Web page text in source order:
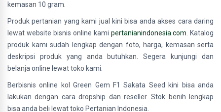
kemasan 10 gram.
Produk pertanian yang kami jual kini bisa anda akses cara daring
lewat website bisnis online kami pertanianindonesia.com . Katalog
produk kami sudah lengkap dengan foto, harga, kemasan serta
deskripsi produk yang anda butuhkan. Segera kunjungi dan
belanja online lewat toko kami.
Berbisnis online kol Green Gem F1 Sakata Seed kini bisa anda
lakukan dengan cara dropship dan reseller. Stok benih lengkap
bisa anda beli lewat toko Pertanian Indonesia.